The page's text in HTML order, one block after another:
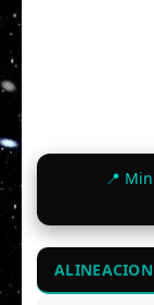
📍